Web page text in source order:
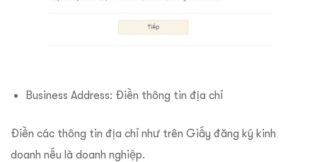
Business Address: Điền thông tin địa chỉ
Điền các thông tin địa chỉ như trên Giấy đăng ký kinh
doanh nếu là doanh nghiệp.